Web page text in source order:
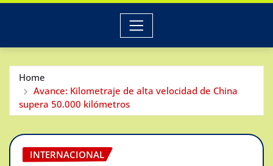
Home
Avance: Kilometraje de alta velocidad de China
supera 50.000 kilómetros
INTERNACIONAL